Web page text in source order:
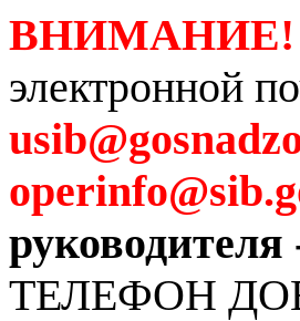
ВНИМАНИЕ!
электронной
руководителя
ТЕЛЕФОН